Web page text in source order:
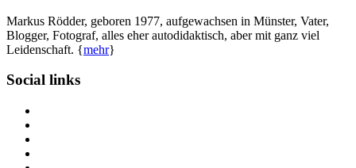
Markus Rödder, geboren 1977, aufgewachsen in Münster, Vater,
Blogger, Fotograf, alles eher autodidaktisch, aber mit ganz viel
Leidenschaft. {mehr}
Social links